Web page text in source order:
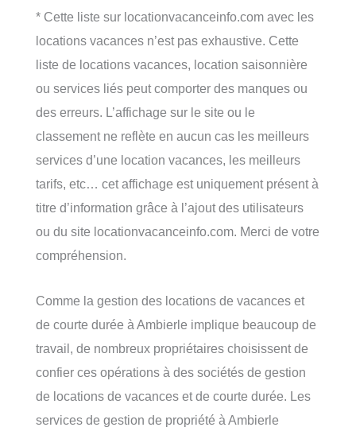
* Cette liste sur locationvacanceinfo.com avec les
locations vacances n’est pas exhaustive. Cette
liste de locations vacances, location saisonnière
ou services liés peut comporter des manques ou
des erreurs. L’affichage sur le site ou le
classement ne reflète en aucun cas les meilleurs
services d’une location vacances, les meilleurs
tarifs, etc… cet affichage est uniquement présent à
titre d’information grâce à l’ajout des utilisateurs
ou du site locationvacanceinfo.com. Merci de votre
compréhension.
Comme la gestion des locations de vacances et
de courte durée à Ambierle implique beaucoup de
travail, de nombreux propriétaires choisissent de
confier ces opérations à des sociétés de gestion
de locations de vacances et de courte durée. Les
services de gestion de propriété à Ambierle